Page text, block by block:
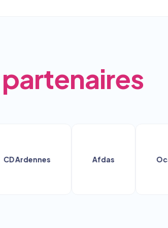
partenaires
Afdas Ocapiat